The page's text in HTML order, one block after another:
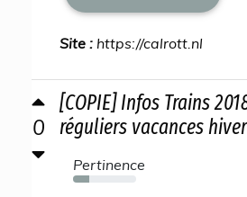
Site : https://calrott.nl
0
[COPIE] Infos Trains
réguliers vacances
Pertinence
25%